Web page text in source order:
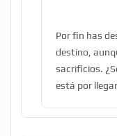
Por fin has
destino,
sacrificios.
está por